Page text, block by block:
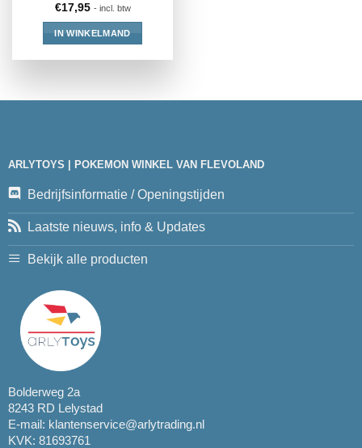
€17,95 - incl. btw
IN WINKELMAND
ARLYTOYS | POKEMON WINKEL VAN FLEVOLAND
Bedrijfsinformatie / Openingstijden
Laatste nieuws, info & Updates
Bekijk alle producten
Bolderweg 2a
8243 RD Lelystad
E-mail: klantenservice@arlytrading.nl
KVK: 81693761